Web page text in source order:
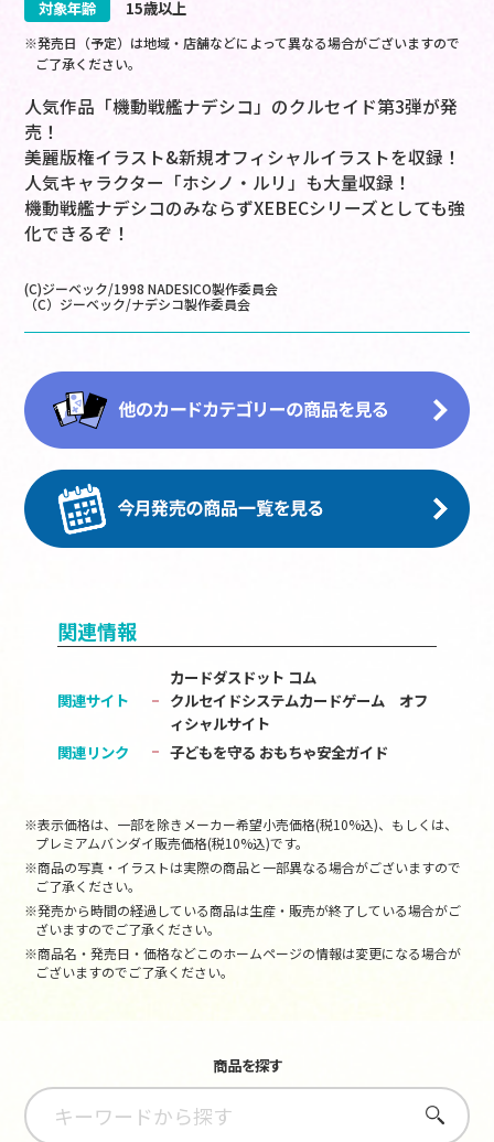
対象年齢
15歳以上
※発売日（予定）は地域・店舗などによって異なる場合がございますので
ご了承ください。
人気作品「機動戦艦ナデシコ」のクルセイド第3弾が発
売！
美麗版権イラスト&新規オフィシャルイラストを収録！
人気キャラクター「ホシノ・ルリ」も大量収録！
機動戦艦ナデシコのみならずXEBECシリーズとしても強
化できるぞ！
(C)ジーベック/1998 NADESICO製作委員会
（C）ジーベック/ナデシコ製作委員会
関連情報
関連サイト
カードダスドット コム
クルセイドシステムカードゲーム オフ
ィシャルサイト
関連リンク
子どもを守る おもちゃ安全ガイド
※表示価格は、一部を除きメーカー希望小売価格(税10%込)、もしくは、
プレミアムバンダイ販売価格(税10%込)です。
※商品の写真・イラストは実際の商品と一部異なる場合がございますので
ご了承ください。
※発売から時間の経過している商品は生産・販売が終了している場合がご
ざいますのでご了承ください。
※商品名・発売日・価格などこのホームページの情報は変更になる場合が
ございますのでご了承ください。
商品を探す
さがす